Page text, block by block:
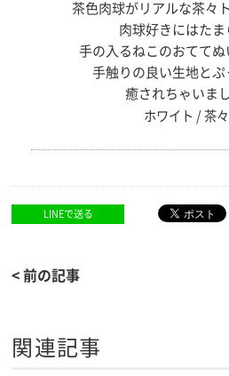
茶色肉球がリアルな茶々
肉球好きにはたま
手の入るねこのおててぬ
手触りの良い生地とぷ
癒されちゃいま
ホワイト / 茶
LINEで送る
< 前の記事
関連記事